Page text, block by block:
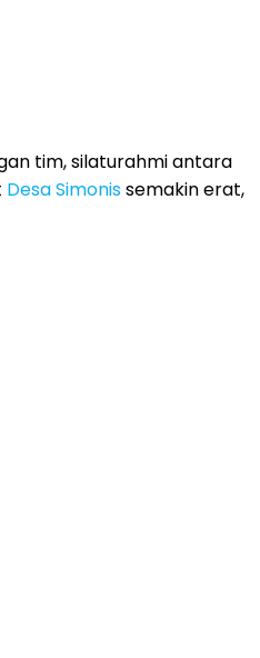
tim, silaturahmi antara
Desa Simonissemakin erat,